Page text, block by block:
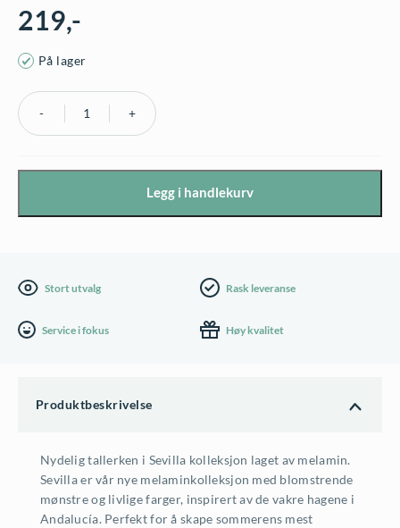
219,-
På lager
Sevilla
antall
Legg i handlekurv
Stort utvalg Rask leveranse
Service i fokus Høy kvalitet
Produktbeskrivelse
Nydelig tallerken i Sevilla kolleksjon laget av melamin.
Sevilla er vår nye melaminkolleksjon med blomstrende
mønstre og livlige farger, inspirert av de vakre hagene i
Andalucía. Perfekt for å skape sommerens mest